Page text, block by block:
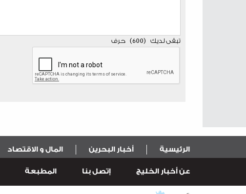
تبقى لديك (
600
)حرف
الرئيسية أخبار البحرين المال و الاقتصاد
عن أخبار الخليج إتصل بنا المطبعة